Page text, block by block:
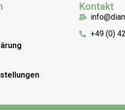
Kontakt
+49 (0)